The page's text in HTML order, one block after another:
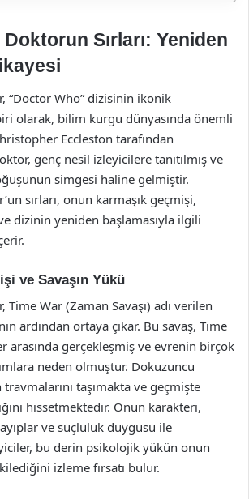
Sırları: Yeniden
“Doctor Who” dizisinin ikonik
olarak, bilim kurgu dünyasında önemli
Eccleston tarafından
genç nesil izleyicilere tanıtılmış ve
simgesi haline gelmiştir.
sırları, onun karmaşık geçmişi,
dizinin yeniden başlamasıyla ilgili
ve Savaşın Yükü
Time War (Zaman Savaşı) adı verilen
ardından ortaya çıkar. Bu savaş, Time
arasında gerçekleşmiş ve evrenin birçok
neden olmuştur. Dokuzuncu
travmalarını taşımakta ve geçmişte
hissetmektedir. Onun karakteri,
ve suçluluk duygusu ile
bu derin psikolojik yükün onun
izleme fırsatı bulur.